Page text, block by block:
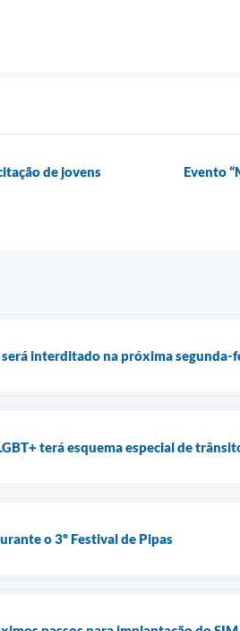
de jovens
Evento
interditado na próxima segunda-
terá esquema especial de
o 3º Festival de Pipas